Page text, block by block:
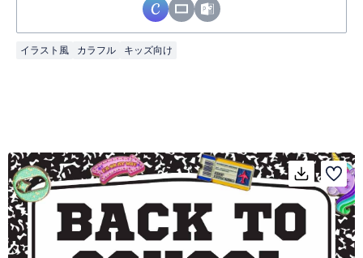
イラスト風 カラフル キッズ向け